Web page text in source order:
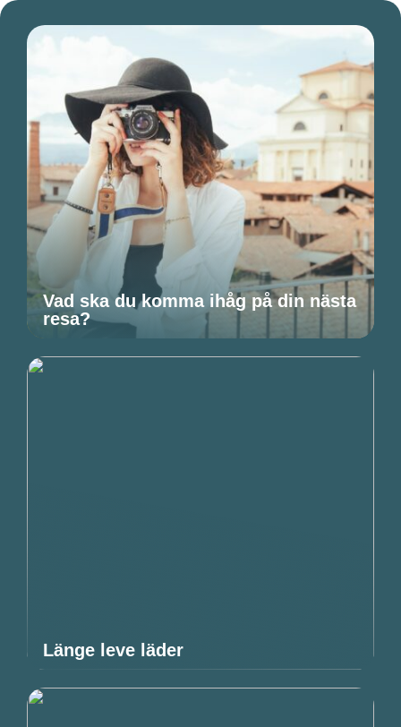
Vad ska du komma ihåg på din nästa
resa?
Länge leve läder